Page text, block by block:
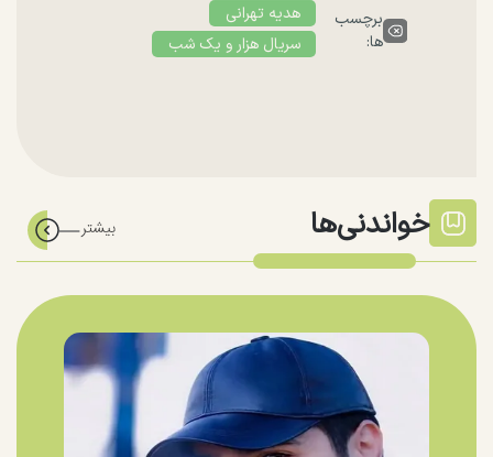
برچسب
ها:
هدیه تهرانی
سریال هزار و یک شب
خواندنی‌ها